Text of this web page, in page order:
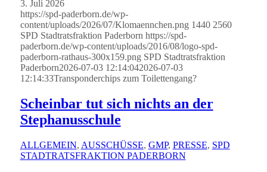
3. Juli 2026
https://spd-paderborn.de/wp-
content/uploads/2026/07/Klomaennchen.png 1440 2560
SPD Stadtratsfraktion Paderborn https://spd-
paderborn.de/wp-content/uploads/2016/08/logo-spd-
paderborn-rathaus-300x159.png SPD Stadtratsfraktion
Paderborn2026-07-03 12:14:042026-07-03
12:14:33Transponderchips zum Toilettengang?
Scheinbar tut sich nichts an der
Stephanusschule
ALLGEMEIN, AUSSCHÜSSE, GMP, PRESSE, SPD
STADTRATSFRAKTION PADERBORN